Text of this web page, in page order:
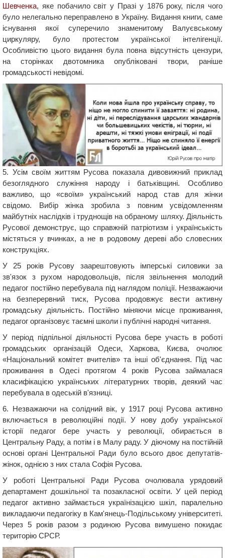
Шевченка, яке побачило світ у Празі у 1876 року, після чого
було нелегально переправлено в Україну. Видання книги, саме
існування якої суперечило знаменитому Валуєвському
циркуляру, було протестом української інтелігенції.
Особливістю цього видання була повна відсутність цензури,
на сторінках двотомника опубліковані твори, раніше
громадськості невідомі.
5. Усім своїм життям Русова показала дивовижний приклад
безоглядного служіння народу і батьківщині. Особливо
важливо, що «своїм» український народ став для жінки
свідомо. Вибір жінка зробила з повним усвідомленням
майбутніх наслідків і труднощів на обраному шляху. Діяльність
Русової демонструє, що справжній патріотизм і українськість
містяться у вчинках, а не в родовому дереві або словесних
конструкціях.
У 25 років Русову заарештовують імперські силовики за
зв'язок з рухом народовольців, після звільнення молодий
педагог постійно перебувала під наглядом поліції. Незважаючи
на безперервний тиск, Русова продовжує вести активну
громадську діяльність. Постійно міняючи місце проживання,
педагог організовує таємні школи і публічні народні читання.
У період підпільної діяльності Русова бере участь в роботі
громадських організацій Одеси, Харкова, Києва, очолює
«Національний комітет вчителів» та інші об'єднання. Під час
проживання в Одесі протягом 4 років Русова займалася
класифікацією українських літературних творів, деякий час
перебувала в одеській в'язниці.
6. Незважаючи на солідний вік, у 1917 році Русова активно
включається в революційні події. У нову добу української
історії педагог бере участь у революції, обирається в
Центральну Раду, а потім і в Малу раду. У діючому на постійній
основі органі Центральної Ради було всього двоє депутатів-
жінок, однією з них стала Софія Русова.
У роботі Центральної Ради Русова очолювала урядовий
департамент дошкільної та позакласної освіти. У цей період
педагог активно займається українізацією шкіл, паралельно
викладаючи педагогіку в Кам'янець-Подільському університеті.
Через 5 років разом з родиною Русова вимушено покидає
територію СРСР.